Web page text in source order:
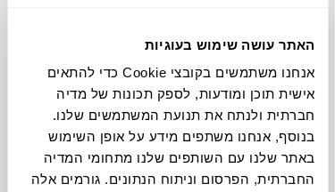
האתר עושה שימוש בעוגיות
אנחנו משתמשים בקובצי Cookie כדי להתאים
אישית תוכן ומודעות, לספק תכונות של מדיה
חברתית ולנתח את תנועת המשתמשים שלנו.
בנוסף, אנחנו משתפים מידע על אופן השימוש
באתר שלנו עם השותפים שלנו מתחומי המדיה
החברתית, הפרסום וניתוח הנתונים. גורמים אלה
צבעים